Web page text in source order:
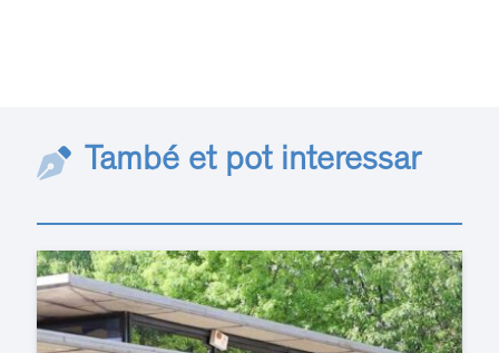
També et pot interessar